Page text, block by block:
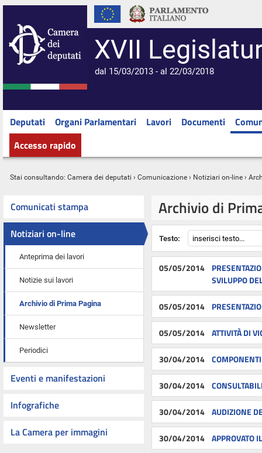
XVII
dal 15/03/2013 - al 22/03/2018
Deputati Organi Parlamentari Lavori Documenti
Accesso rapido
Stai consultando: Camera dei deputati › Comunicazione › Notiziari on-line ›
Comunicati stampa
Notiziari on-line
Anteprima dei lavori
Notizie sui lavori
Archivio di Prima Pagina
Newsletter
Periodici
Eventi e manifestazioni
Infografiche
La Camera per immagini
Archivio di
Testo:
05/05/2014
SVILUPPO
05/05/2014
05/05/2014 ATTIVITÀ DI
30/04/2014
30/04/2014
30/04/2014 AUDIZIONE
30/04/2014 APPROVATO